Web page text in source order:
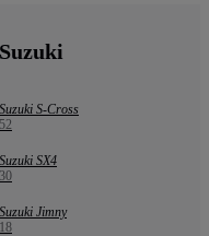
Suzuki S-Cross
52
Suzuki SX4
30
Suzuki Jimny
18